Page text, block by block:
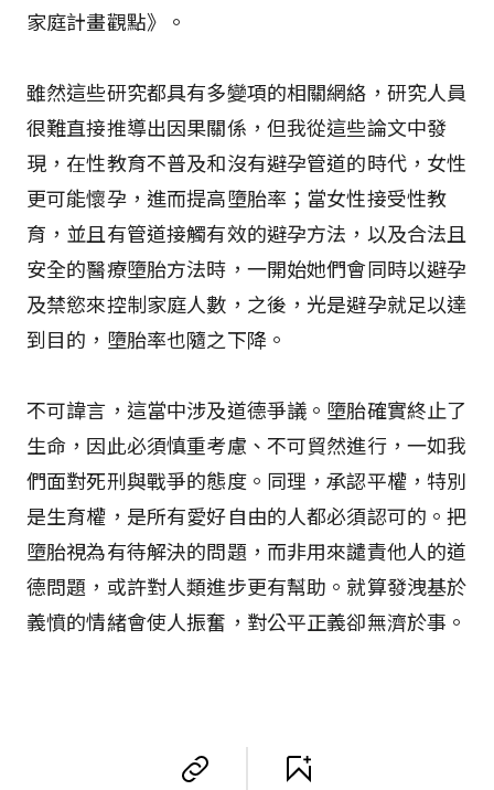
家庭計畫觀點》。
雖然這些研究都具有多變項的相關網絡，研究人員
很難直接推導出因果關係，但我從這些論文中發
現，在性教育不普及和沒有避孕管道的時代，女性
更可能懷孕，進而提高墮胎率；當女性接受性教
育，並且有管道接觸有效的避孕方法，以及合法且
安全的醫療墮胎方法時，一開始她們會同時以避孕
及禁慾來控制家庭人數，之後，光是避孕就足以達
到目的，墮胎率也隨之下降。
不可諱言，這當中涉及道德爭議。墮胎確實終止了
生命，因此必須慎重考慮、不可貿然進行，一如我
們面對死刑與戰爭的態度。同理，承認平權，特別
是生育權，是所有愛好自由的人都必須認可的。把
墮胎視為有待解決的問題，而非用來譴責他人的道
德問題，或許對人類進步更有幫助。就算發洩基於
義憤的情緒會使人振奮，對公平正義卻無濟於事。